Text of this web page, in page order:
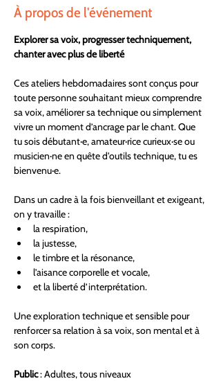
À propos de l'événement
Explorer sa voix, progresser techniquement,
chanter avec plus de liberté
Ces ateliers hebdomadaires sont conçus pour
toute personne souhaitant mieux comprendre
sa voix, améliorer sa technique ou simplement
vivre un moment d’ancrage par le chant. Que
tu sois débutant·e, amateur·rice curieux·se ou
musicien·ne en quête d'outils technique, tu es
bienvenu·e.
Dans un cadre à la fois bienveillant et exigeant,
on y travaille :
la respiration,
la justesse,
le timbre et la résonance,
l’aisance corporelle et vocale,
et la liberté d’interprétation.
Une exploration technique et sensible pour
renforcer sa relation à sa voix, son mental et à
son corps.
Public : Adultes, tous niveaux